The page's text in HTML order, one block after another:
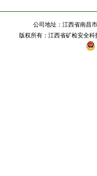
公司地址：江西省南昌
版权所有：江西省矿检安全